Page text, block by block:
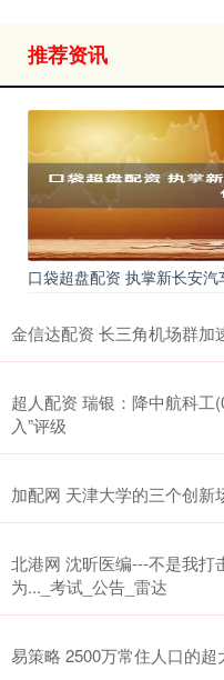
推荐资讯
口袋超盘配资 执掌新长安
金信达配资 长三角机场群加
超人配资 瑞银：降中航科工
入”评级
加配网 天津大学的三个创新
北港网 沈昕医编---不是我打
为..._考试_公告_雷达
易策略 2500万常住人口的